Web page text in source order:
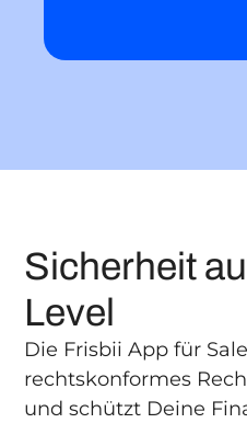
Sicherheit
Level
Die Frisbii App für
rechtskonformes
und schützt Deine